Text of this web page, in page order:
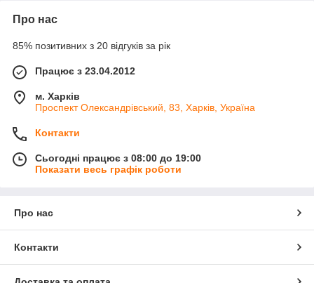
Про нас
85% позитивних з 20 відгуків за рік
Працює з 23.04.2012
м. Харків
Проспект Олександрівський, 83, Харків, Україна
Контакти
Сьогодні працює з 08:00 до 19:00
Показати весь графік роботи
Про нас
Контакти